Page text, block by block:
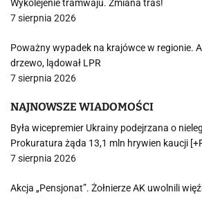
Wykolejenie tramwaju. Zmiana tras!
7 sierpnia 2026
Poważny wypadek na krajówce w regionie.
drzewo, lądował LPR
7 sierpnia 2026
NAJNOWSZE WIADOMOŚCI
Była wicepremier Ukrainy podejrzana o
Prokuratura żąda 13,1 mln hrywien kaucji
7 sierpnia 2026
Akcja „Pensjonat”. Żołnierze AK uwolnili